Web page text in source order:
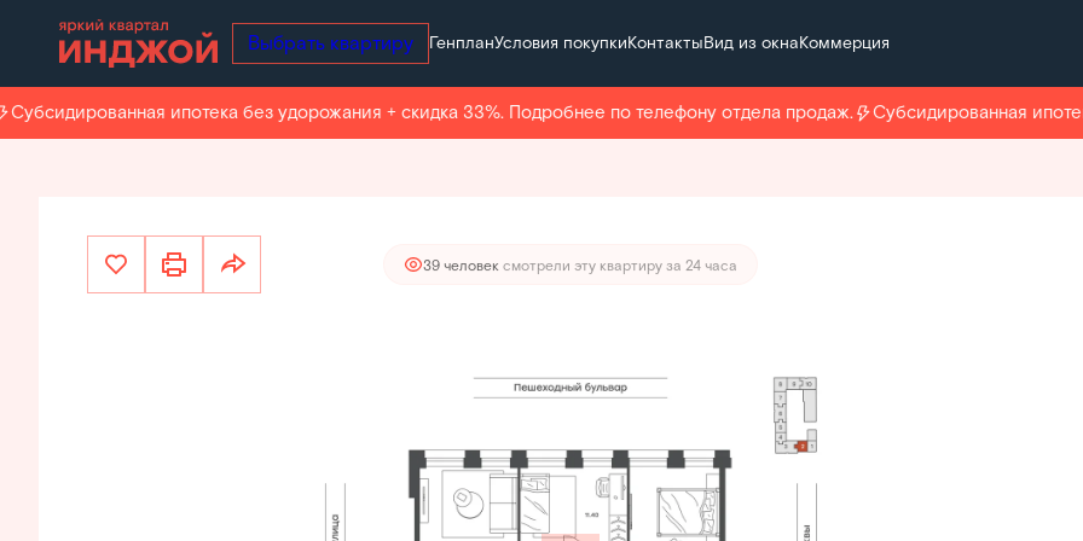
Выбрать квартиру ГенпланУсловия покупкиКонтактыВид из окнаКоммерция
ипотека без удорожания + скидка 33%. Подробнее по телефону отдела продаж. Субсидированная
3-комнатная62.4 м2
35 866 585 руб.Ипотекаот 213 603 руб./мес.
39 человек смотрели эту квартиру за 24 часа